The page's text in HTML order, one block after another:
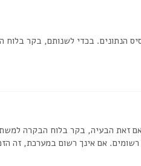
הנתונים. בכדי לשנותם, בקר
זאת הבעיה, בקר בלוח הבקרה
אם אינך רשום במערכת, זה